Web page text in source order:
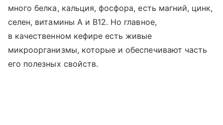
много белка, кальция, фосфора, есть магний, цинк,
селен, витамины A и B12. Но главное,
в качественном кефире есть живые
микроорганизмы, которые и обеспечивают часть
его полезных свойств.